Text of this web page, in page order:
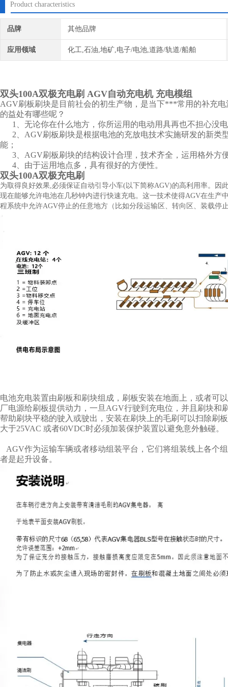
Product characteristics
品牌 其他品牌
应用领域 化工,石油,地矿,电子/电池,道路/轨道/船舶
双头100A双极充电刷 AGV自动充电机 充电模组
AGV刷板刷块是目前社会的初生产物，是当下***常用的补充
的益处有哪些呢？
1、无论你在什么地方，你所运用的电动用具再也不担心没
2、AGV刷板刷块是根据电池的充放电技术实施研发的新类
能；
3、AGV刷板刷块的结构设计合理，技术齐全，运用格外方
4、由于运用地点多，具有很好的方便性。
双头100A双极充电刷
为取得良好效果,必须保证自动引导小车(以下简称AGV)的高利用率。
现在能够允许电池在几秒钟内进行快速充电。这一技术使得AGV在生
程系统中允许AGV停止的任意地方（比如分段运输区、转向区、装载停
电池充电装置由刷板和刷块组成，刷板安装在地面上，或者可
厂电源给刷板提供动力，一旦AGV行驶到充电位，并且刷块
帮助刷块平稳的驶入或驶出，安装在刷块上的毛刷可以扫除刷
大于25VAC 或者60VDC时必须加装保护装置以避免意外触碰。
AGV作为运输车辆或者移动组装平台，它们将组装线上各个
者是起升设备。